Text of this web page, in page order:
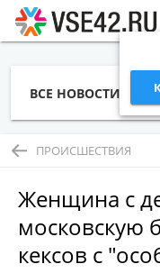
ВСЕ НОВОСТИ
ПРОИСШЕСТВИЯ
Женщина с
московскую
кексов с